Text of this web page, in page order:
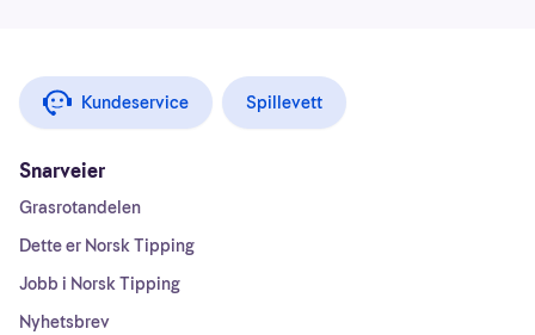
Kundeservice Spillevett
Snarveier
Grasrotandelen
Dette er Norsk Tipping
Jobb i Norsk Tipping
Nyhetsbrev